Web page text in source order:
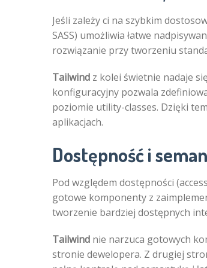
Jeśli zależy ci na szybkim
SASS) umożliwia łatwe
rozwiązanie przy tworzeniu
Tailwind z kolei świetnie nadaje
konfiguracyjny pozwala
poziomie utility-classes. Dzięki
aplikacjach.
Dostępność i
Pod względem dostępności
gotowe komponenty z
tworzenie bardziej dostępnych
Tailwind nie narzuca gotowych
stronie dewelopera. Z drugiej